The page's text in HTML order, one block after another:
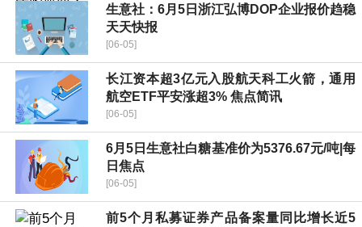
生意社：6月5日浙江弘博DOP企业报价趋稳
天天快报
[06-05]
长江资本超3亿元入股航天科工火箭，通用
航空ETF平安涨超3% 焦点简讯
[06-05]
6月5日生意社白糖基准价为5376.67元/吨|每
日焦点
[06-05]
前5个月私募证券产品备案量同比增长近5